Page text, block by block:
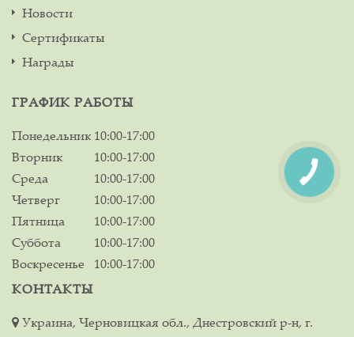
Новости
Сертификаты
Награды
ГРАФИК РАБОТЫ
Понедельник 10:00-17:00
Вторник
10:00-17:00
Среда
10:00-17:00
Четверг
10:00-17:00
Пятница
10:00-17:00
Суббота
10:00-17:00
Воскресенье
10:00-17:00
КОНТАКТЫ
Украина, Черновицкая обл., Днестровский р-н, г.